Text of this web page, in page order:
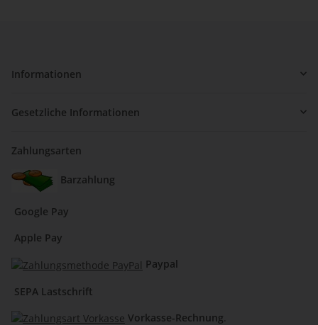
Informationen
Gesetzliche Informationen
Zahlungsarten
Barzahlung
Google Pay
Apple Pay
Paypal
SEPA Lastschrift
Vorkasse-Rechnung